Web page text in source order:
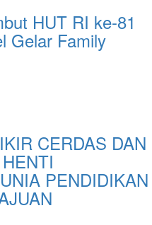
HUT RI ke-81
Gelar Family
CERDAS DAN
PENDIDIKAN